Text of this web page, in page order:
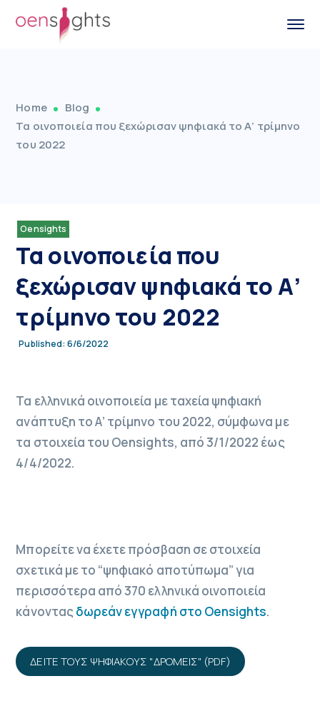
Home
Blog
Τα οινοποιεία που ξεχώρισαν ψηφιακά το Α’ τρίμηνο
του 2022
Oensights
Τα οινοποιεία που
ξεχώρισαν ψηφιακά το Α’
τρίμηνο του 2022
Published: 6/6/2022
Τα ελληνικά οινοποιεία με ταχεία ψηφιακή
ανάπτυξη το Α’ τρίμηνο του 2022, σύμφωνα με
τα στοιχεία του Oensights, από 3/1/2022 έως
4/4/2022.
Μπορείτε να έχετε πρόσβαση σε στοιχεία
σχετικά με το “ψηφιακό αποτύπωμα” για
περισσότερα από 370 ελληνικά οινοποιεία
κάνοντας δωρεάν εγγραφή στο Oensights.
ΔΕΙΤΕ ΤΟΥΣ ΨΗΦΙΑΚΟΥΣ "ΔΡΟΜΕΙΣ" (PDF)